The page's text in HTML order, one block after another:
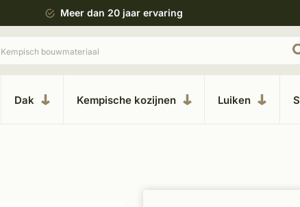
Uitgebreide showroom in Kesteren
Dak Kempische kozijnen Luiken